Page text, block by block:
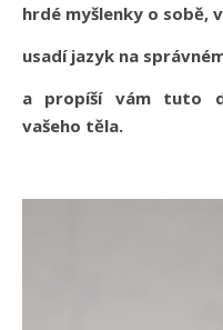
hrdé myšlenky o sobě,
usadí jazyk na
a propíší vám tuto
vašeho těla.